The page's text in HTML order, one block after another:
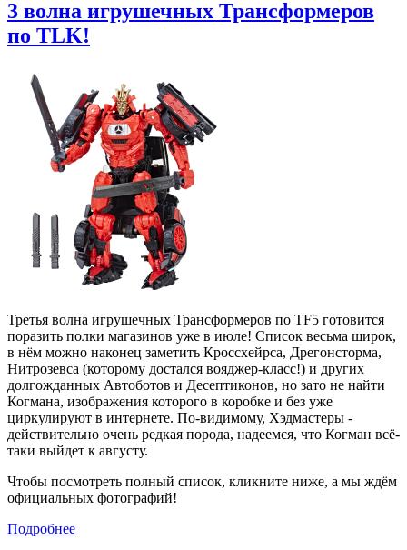
3 волна игрушечных Трансформеров
по TLK!
Третья волна игрушечных Трансформеров по TF5 готовится
поразить полки магазинов уже в июле! Список весьма широк,
в нём можно наконец заметить Кроссхейрса, Дрегонсторма,
Нитрозевса (которому достался вояджер-класс!) и других
долгожданных Автоботов и Десептиконов, но зато не найти
Когмана, изображения которого в коробке и без уже
циркулируют в интернете. По-видимому, Хэдмастеры -
действительно очень редкая порода, надеемся, что Когман всё-
таки выйдет к августу.
Чтобы посмотреть полный список, кликните ниже, а мы ждём
официальных фотографий!
Подробнее